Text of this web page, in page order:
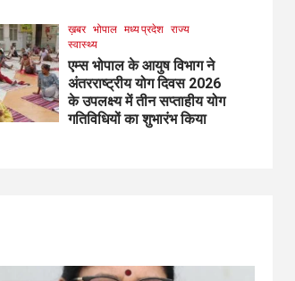
ख़बर भोपाल मध्य प्रदेश राज्य
स्वास्थ्य
एम्स भोपाल के आयुष विभाग ने
अंतरराष्ट्रीय योग दिवस 2026
के उपलक्ष्य में तीन सप्ताहीय योग
गतिविधियों का शुभारंभ किया